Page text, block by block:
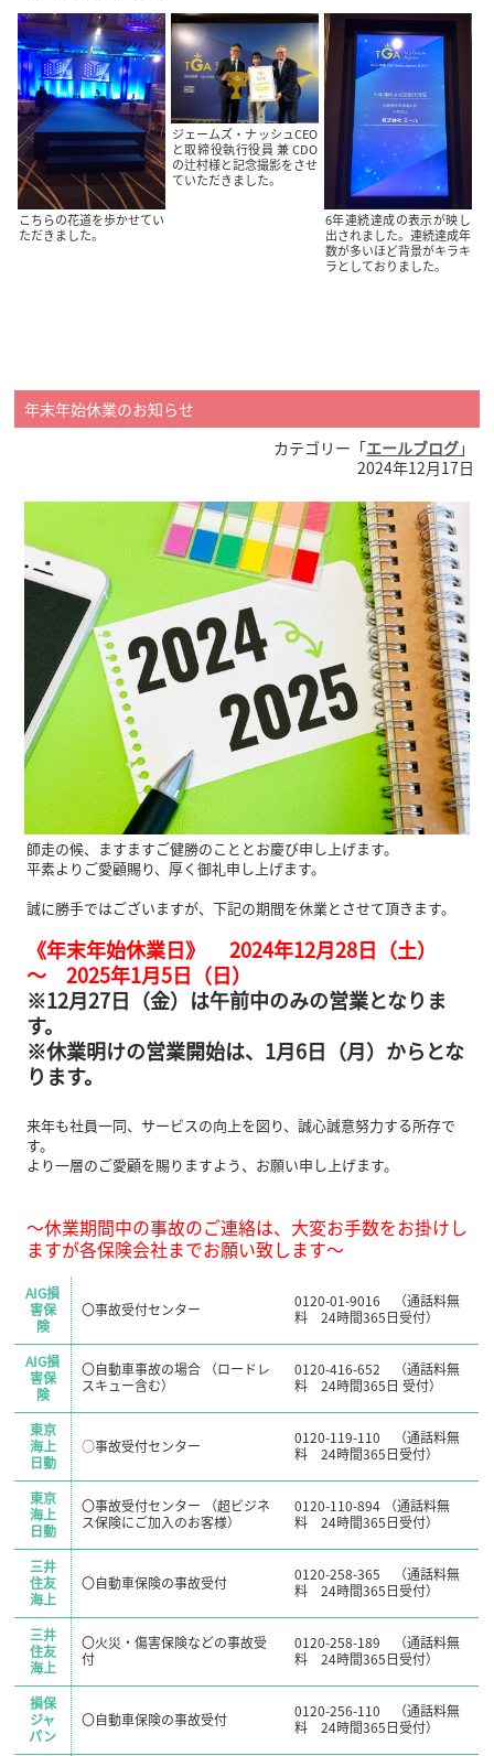
こちらの花道を歩かせてい
ただきました。
ジェームズ・ナッシュCEO
と取締役執行役員 兼 CDO
の辻村様と記念撮影をさせ
ていただきました。
6年連続達成の表示が映し
出されました。連続達成年
数が多いほど背景がキラキ
ラとしておりました。
年末年始休業のお知らせ
カテゴリー「エールブログ」
2024年12月17日
師走の候、ますますご健勝のこととお慶び申し上げます。
平素よりご愛顧賜り、厚く御礼申し上げます。
誠に勝手ではございますが、下記の期間を休業とさせて頂きます。
《年末年始休業日》 2024年12月28日（土）
～ 2025年1月5日（日）
※12月27日（金）は午前中のみの営業となりま
す。
※休業明けの営業開始は、1月6日（月）からとな
ります。
来年も社員一同、サービスの向上を図り、誠心誠意努力する所存で
す。
より一層のご愛顧を賜りますよう、お願い申し上げます。
～休業期間中の事故のご連絡は、大変お手数をお掛けし
ますが各保険会社までお願い致します～
AIG損
害保
険
〇事故受付センター
0120-01-9016 （通話料無
料 24時間365日受付）
AIG損
害保
険
〇自動車事故の場合 （ロードレ
スキュー含む）
0120-416-652 （通話料無
料 24時間365日 受付）
東京
海上
日動
○事故受付センター
0120-119-110 （通話料無
料 24時間365日受付）
東京
海上
日動
〇事故受付センター （超ビジネ
ス保険にご加入のお客様）
0120-110-894 （通話料無
料 24時間365日受付）
三井
住友
海上
〇自動車保険の事故受付
0120-258-365 （通話料無
料 24時間365日受付）
三井
住友
海上
〇火災・傷害保険などの事故受
付
0120-258-189 （通話料無
料 24時間365日受付）
損保
ジャ
パン
〇自動車保険の事故受付
0120-256-110 （通話料無
料 24時間365日受付）